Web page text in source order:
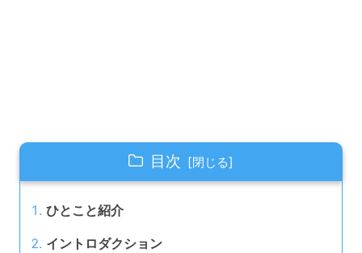
目次
ひとこと紹介
イントロダクション